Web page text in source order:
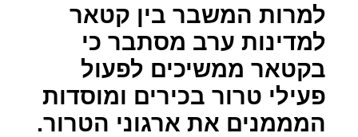
למרות המשבר בין קטאר
למדינות ערב מסתבר כי
בקטאר ממשיכים לפעול
פעילי טרור בכירים ומוסדות
המממנים את ארגוני הטרור.